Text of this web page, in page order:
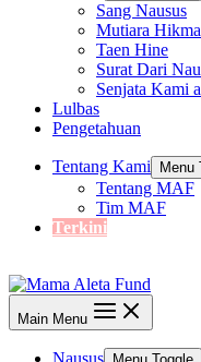
Sang Nausus
Mutiara
Taen Hine
Surat Dari
Senjata Kami
Lulbas
Pengetahuan
Tentang Kami Menu
Tentang MAF
Tim MAF
Terkini
Main Menu